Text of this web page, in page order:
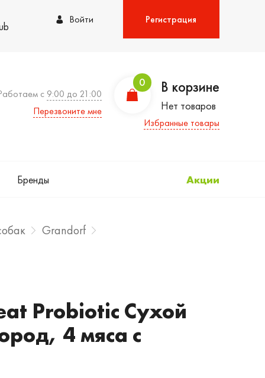
Войти Регистрация
с 9:00 до 21:00
Перезвоните мне
0 В корзине
Нет товаров
Избранные товары
Бренды Акции
Grandorf
Probiotic Сухой
4 мяса с